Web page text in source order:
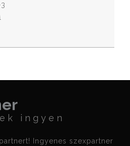
ingyen
Ingyenes szexpartner